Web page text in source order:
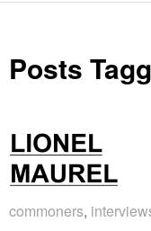
Posts
commoners,
commoners